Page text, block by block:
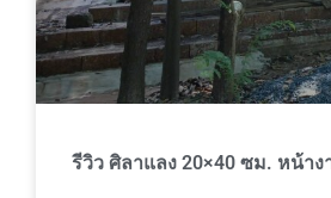
รีวิว ศิลาแลง 20×40 ซม. หน้าง